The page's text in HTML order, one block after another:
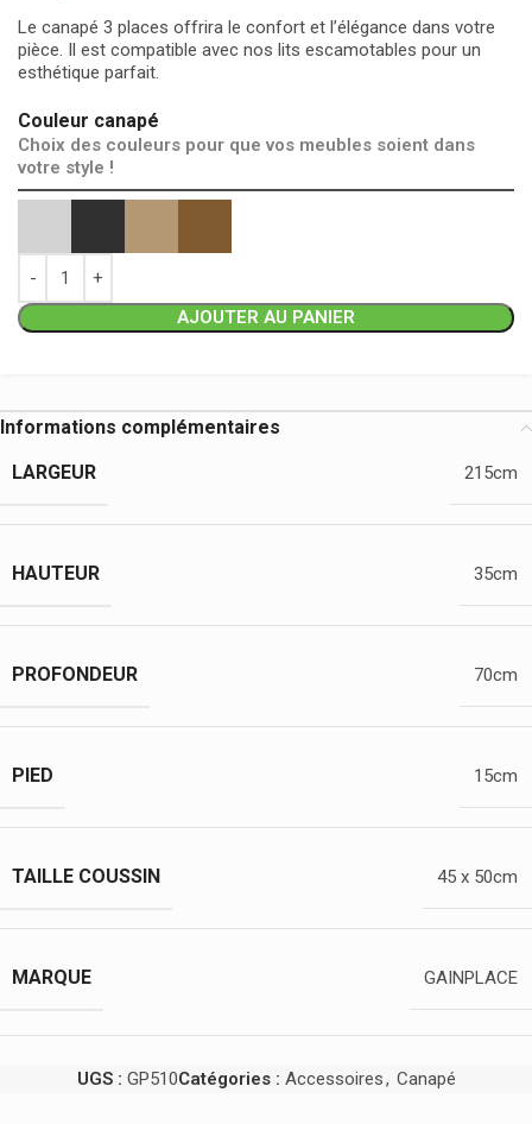
Le canapé 3 places offrira le confort et l’élégance dans votre
pièce. Il est compatible avec nos lits escamotables pour un
esthétique parfait.
Couleur canapé
Choix des couleurs pour que vos meubles soient dans
votre style !
AJOUTER AU PANIER
Informations complémentaires
LARGEUR
215cm
HAUTEUR 35cm
PROFONDEUR 70cm
PIED 15cm
TAILLE COUSSIN 45 x 50cm
MARQUE GAINPLACE
UGS : GP510Catégories : Accessoires, Canapé